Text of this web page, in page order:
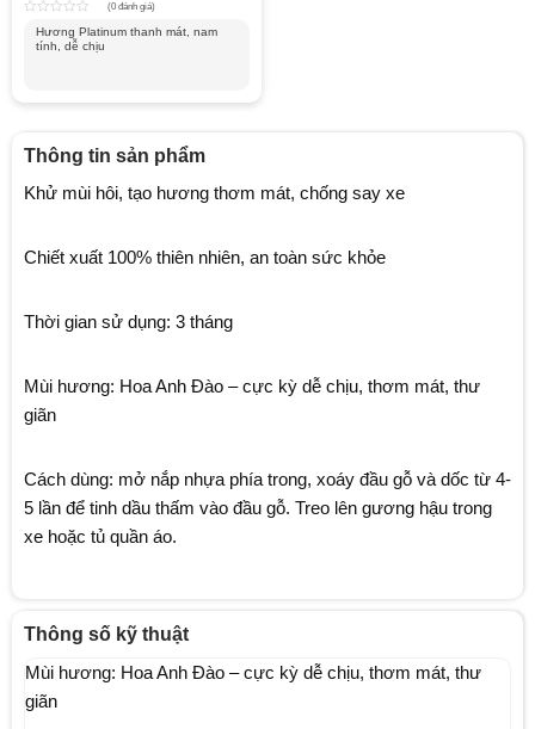
out
(0 đánh giá)
Hương Platinum thanh mát, nam
tính, dễ chịu
Thông tin sản phẩm
Khử mùi hôi, tạo hương thơm mát, chống say xe
Chiết xuất 100% thiên nhiên, an toàn sức khỏe
Thời gian sử dụng: 3 tháng
Mùi hương: Hoa Anh Đào – cực kỳ dễ chịu, thơm mát, thư
giãn
Cách dùng: mở nắp nhựa phía trong, xoáy đầu gỗ và dốc từ 4-
5 lần để tinh dầu thấm vào đầu gỗ. Treo lên gương hậu trong
xe hoặc tủ quần áo.
Thông số kỹ thuật
Mùi hương: Hoa Anh Đào – cực kỳ dễ chịu, thơm mát, thư
giãn